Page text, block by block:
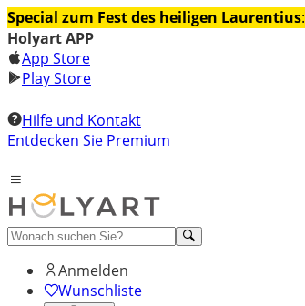
Special zum Fest des heiligen Laurentius:
Holyart APP
App Store
Play Store
Hilfe und Kontakt
Entdecken Sie Premium
Anmelden
Wunschliste